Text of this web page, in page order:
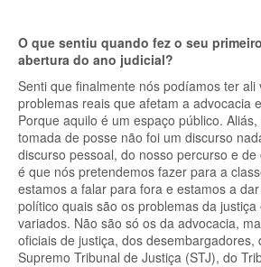
O que sentiu quando fez o seu
abertura do ano judicial?
Senti que finalmente nós podíamos ter
problemas reais que afetam a advocacia
Porque aquilo é um espaço público.
tomada de posse não foi um discurso
discurso pessoal, do nosso percurso e
é que nós pretendemos fazer para a
estamos a falar para fora e estamos a
político quais são os problemas da
variados. Não são só os da advocacia,
oficiais de justiça, dos desembargadores,
Supremo Tribunal de Justiça (STJ), do